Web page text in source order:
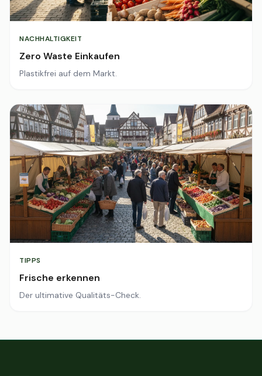
NACHHALTIGKEIT
Zero Waste Einkaufen
Plastikfrei auf dem Markt.
TIPPS
Frische erkennen
Der ultimative Qualitäts-Check.